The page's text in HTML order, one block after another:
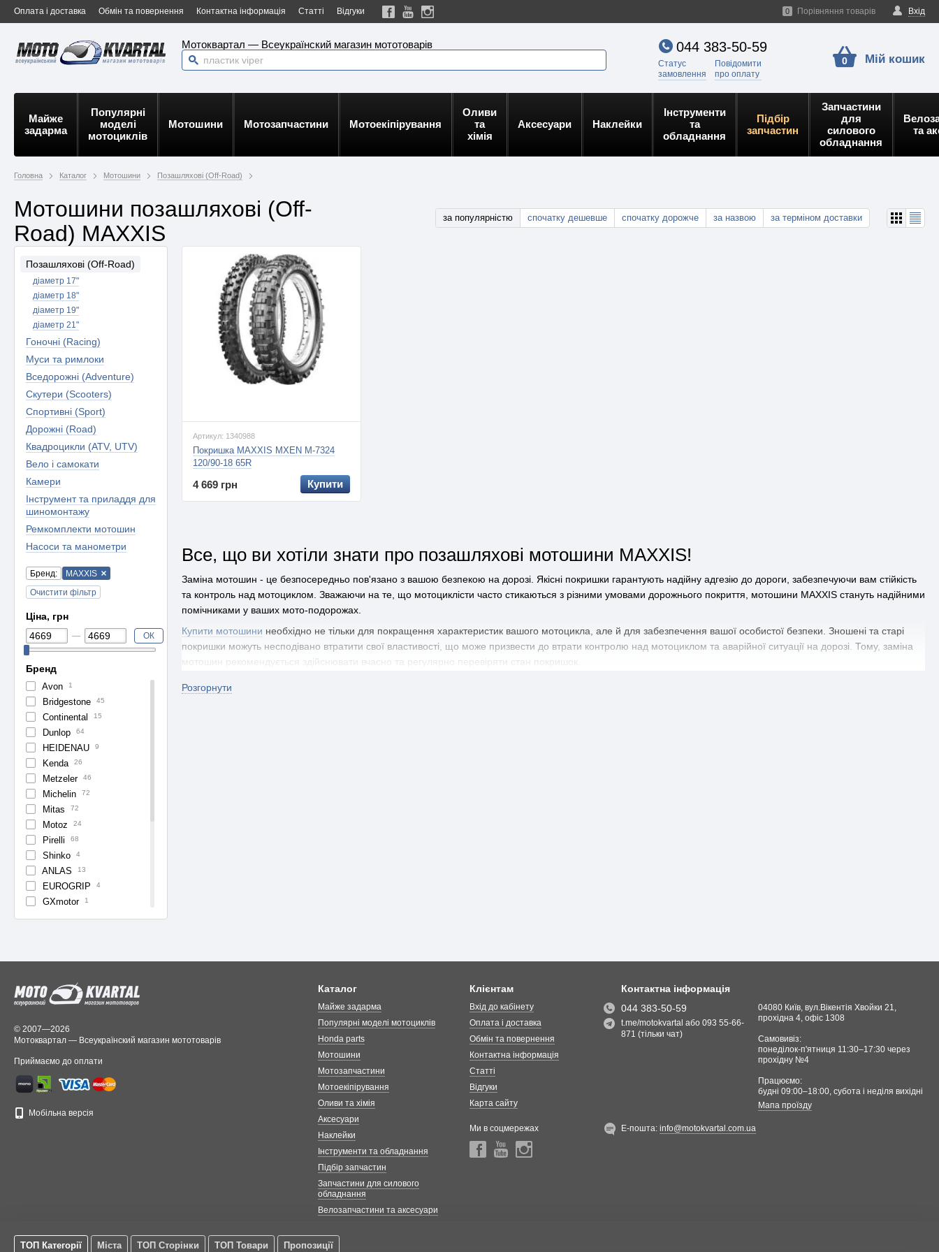
Оплата і доставка Обмін та повернення Контактна інформація Статті Відгуки Вхід
0 Порівняння товарів
Мотоквартал — Всеукраїнский магазин мототоварів 044 383-50-59
Статус
замовлення
Повідомити
про оплату
0 Мій кошик
Майже
задарма
Популярні
моделі
мотоциклів
Мотошини Мотозапчастини Мотоекіпірування
Оливи
та
хімія
Аксесуари Наклейки
Інструменти
та
обладнання
Підбір
запчастин
Запчастини
для
силового
обладнання
та
Головна Каталог Мотошини Позашляхові (Off-Road)
Мотошини позашляхові (Off-
Road) MAXXIS
Все, що ви хотіли знати про позашляхові мотошини MAXXIS!
Заміна мотошин - це безпосередньо пов'язано з вашою безпекою на дорозі. Якісні покришки гарантують надійну адгезію до дороги, забезпечуючи вам стійкість
та контроль над мотоциклом. Зважаючи на те, що мотоциклісти часто стикаються з різними умовами дорожнього покриття, мотошини MAXXIS стануть надійними
помічниками у ваших мото-подорожах.
Купити мотошини необхідно не тільки для покращення характеристик вашого мотоцикла, але й для забезпечення вашої особистої безпеки. Зношені та старі
покришки можуть несподівано втратити свої властивості, що може призвести до втрати контролю над мотоциклом та аварійної ситуації на дорозі. Тому, заміна
мотошин рекомендується здійснювати вчасно та регулярно перевіряти стан покришок.
Купити мотошини
Розгорнути
за популярністю спочатку дешевше спочатку дорожче за назвою за терміном доставки
Артикул: 1340988
Покришка MAXXIS MXEN M-7324
120/90-18 65R
4 669 грн Купити
Позашляхові (Off-Road)
діаметр 17"
діаметр 18"
діаметр 19"
діаметр 21"
Гоночні (Racing)
Муси та римлоки
Вседорожні (Adventure)
Скутери (Scooters)
Спортивні (Sport)
Дорожні (Road)
Квадроцикли (ATV, UTV)
Вело і самокати
Камери
Інструмент та приладдя для
шиномонтажу
Ремкомплекти мотошин
Насоси та манометри
Бренд:
MAXXIS
Очистити фільтр
Ціна, грн
ОК
Бренд
Avon 1
Bridgestone 45
Continental 15
Dunlop 64
HEIDENAU 9
Kenda 26
Metzeler 46
Michelin 72
Mitas 72
Motoz 24
Pirelli 68
Shinko 4
ANLAS 13
EUROGRIP 4
GXmotor 1
KING TYRE
PLEWSTYRES 19
WANDA 73
X-GRIP
Китай
© 2007—2026
Мотоквартал — Всеукраїнский магазин мототоварів
Приймаємо до оплати
Мобільна версія
Каталог
Майже задарма
Популярні моделі мотоциклів
Honda parts
Мотошини
Мотозапчастини
Мотоекіпірування
Оливи та хімія
Аксесуари
Наклейки
Інструменти та обладнання
Підбір запчастин
Запчастини для силового
обладнання
Велозапчастини та аксесуари
Клієнтам
Вхід до кабінету
Оплата і доставка
Обмін та повернення
Контактна інформація
Статті
Відгуки
Карта сайту
Ми в соцмережах
Контактна інформація
044 383-50-59
t.me/motokvartal або 093 55-66-
871 (тільки чат)
04080 Київ, вул.Вікентія Хвойки 21,
прохідна 4, офіс 1308
Самовивіз:
понеділок-п'ятниця 11:30–17:30 через
прохідну №4
Працюємо:
будні 09:00–18:00, cубота і неділя вихідні
Мапа проїзду
Е-пошта:info@motokvartal.com.ua
ТОП Категорії Міста ТОП Сторінки ТОП Товари Пропозиції